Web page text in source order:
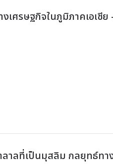
เศรษฐกิจในภูมิภาคเอเชี
าลที่เป็นมุสลิม กลยุทธ์ทา